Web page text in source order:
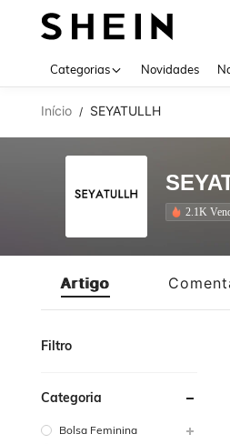
Categorias Novidades
Início / SEYATULLH
2.1K
Artigo
Filtro
Categoria
Bolsa Feminina